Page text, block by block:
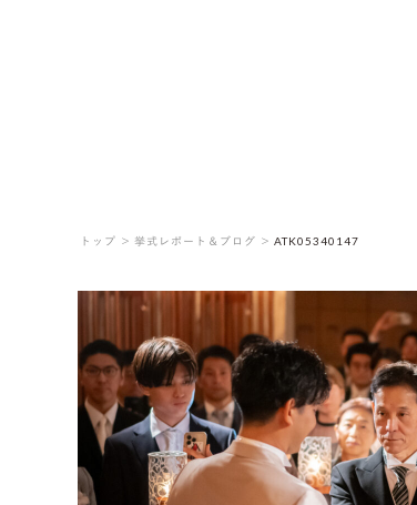
トップ ＞ 挙式レポート＆ブログ ＞ ATK05340147